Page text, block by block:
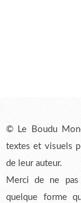
© Le Boudu
textes et visuels
de leur auteur.
Merci de ne pas
quelque forme